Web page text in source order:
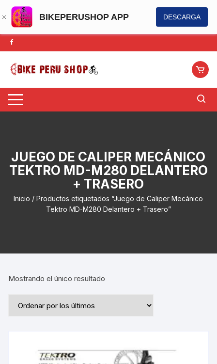
BIKEPERUSHOP APP DESCARGA
Saltar
al
contenido
JUEGO DE CALIPER MECÁNICO
TEKTRO MD-M280 DELANTERO
+ TRASERO
Inicio / Productos etiquetados “Juego de Caliper Mecánico
Tektro MD-M280 Delantero + Trasero”
Mostrando el único resultado